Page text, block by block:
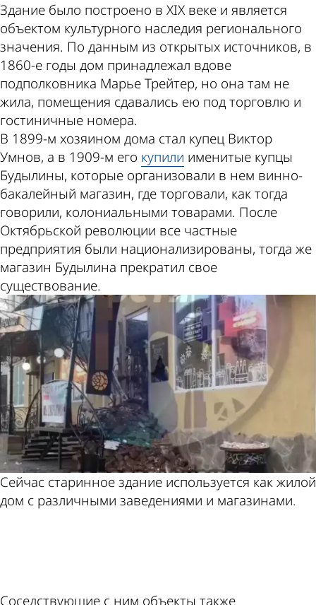
Здание было построено в XIX веке и является
объектом культурного наследия регионального
значения. По данным из открытых источников, в
1860-е годы дом принадлежал вдове
подполковника Марье Трейтер, но она там не
жила, помещения сдавались ею под торговлю и
гостиничные номера.
В 1899-м хозяином дома стал купец Виктор
Умнов, а в 1909-м его купили именитые купцы
Будылины, которые организовали в нем винно-
бакалейный магазин, где торговали, как тогда
говорили, колониальными товарами. После
Октябрьской революции все частные
предприятия были национализированы, тогда же
магазин Будылина прекратил свое
существование.
Сейчас старинное здание используется как жилой
дом с различными заведениями и магазинами.
Соседствующие с ним объекты также